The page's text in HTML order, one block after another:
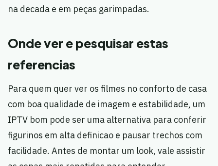
na decada e em peças garimpadas.
Onde ver e pesquisar estas
referencias
Para quem quer ver os filmes no conforto de casa
com boa qualidade de imagem e estabilidade, um
IPTV bom pode ser uma alternativa para conferir
figurinos em alta definicao e pausar trechos com
facilidade. Antes de montar um look, vale assistir